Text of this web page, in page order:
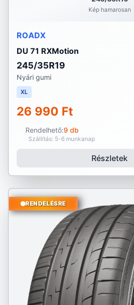
Kép hamarosan
ROADX
DU 71 RXMotion
245/35R19
Nyári gumi
XL
26 990 Ft
Rendelhető:9 db
Szállítás: 5-6 munkanap
Részletek
RENDELÉSRE